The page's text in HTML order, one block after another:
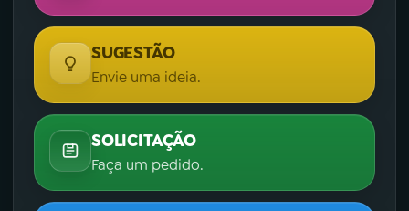
SUGESTÃO
Envie uma ideia.
SOLICITAÇÃO
Faça um pedido.